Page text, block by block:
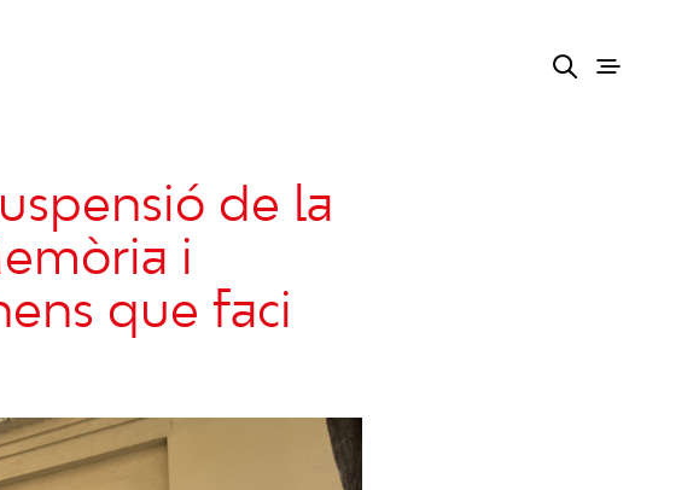
de la
i
que faci